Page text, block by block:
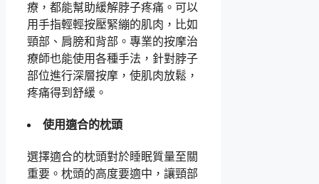
療，都能幫助緩解脖子疼痛。可以
用手指輕輕按壓緊繃的肌肉，比如
頸部、肩膀和背部。專業的按摩治
療師也能使用各種手法，針對脖子
部位進行深層按摩，使肌肉放鬆，
疼痛得到舒緩。
使用適合的枕頭
選擇適合的枕頭對於睡眠質量至關
重要。枕頭的高度要適中，讓頸部